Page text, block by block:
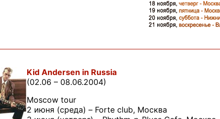
Kid Andersen in Russia
(02.06 – 08.06.2004)
Moscow tour
2 июня (среда) – Forte club, Москва